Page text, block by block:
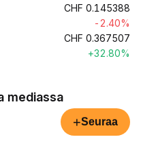
CHF 0.145388
-2.40%
CHF 0.367507
+32.80%
mediassa
+Seuraa